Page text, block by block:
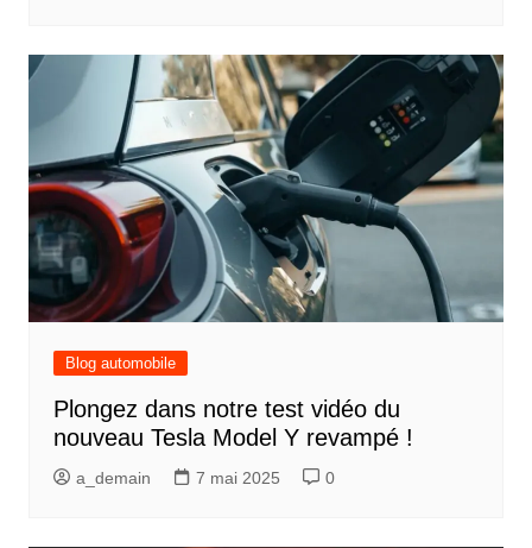
Blog automobile
Plongez dans notre test vidéo du
nouveau Tesla Model Y revampé !
a_demain 7 mai 2025 0